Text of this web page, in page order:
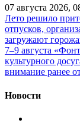
07 августа 2026,
Лето решило
отпусков,
загружают
7–9 августа
культурного
внимание ранее
Новости